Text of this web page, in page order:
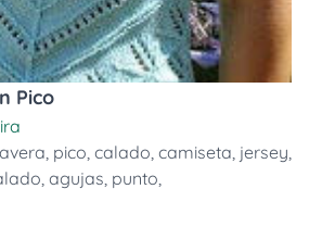
Pico
, pico, calado, camiseta, jersey,
, agujas, punto,